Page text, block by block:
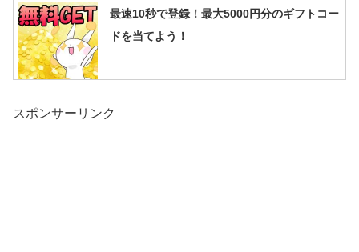
最速10秒で登録！最大5000円分のギフトコー
ドを当てよう！
スポンサーリンク